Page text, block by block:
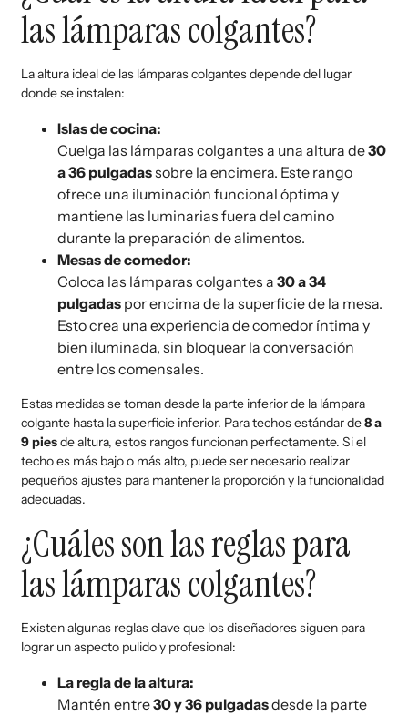
las lámparas colgantes?
La altura ideal de las lámparas colgantes depende del lugar
donde se instalen:
Islas de cocina:
Cuelga las lámparas colgantes a una altura de30
a 36 pulgadassobre la encimera. Este rango
ofrece una iluminación funcional óptima y
mantiene las luminarias fuera del camino
durante la preparación de alimentos.
Mesas de comedor:
Coloca las lámparas colgantes a 30 a 34
pulgadaspor encima de la superficie de la mesa.
Esto crea una experiencia de comedor íntima y
bien iluminada, sin bloquear la conversación
entre los comensales.
Estas medidas se toman desde la parte inferior de la lámpara
colgante hasta la superficie inferior. Para techos estándar de8 a
9 piesde altura, estos rangos funcionan perfectamente. Si el
techo es más bajo o más alto, puede ser necesario realizar
pequeños ajustes para mantener la proporción y la funcionalidad
adecuadas.
¿Cuáles son las reglas para
las lámparas colgantes?
Existen algunas reglas clave que los diseñadores siguen para
lograr un aspecto pulido y profesional:
La regla de la altura:
Mantén entre30 y 36 pulgadasdesde la parte